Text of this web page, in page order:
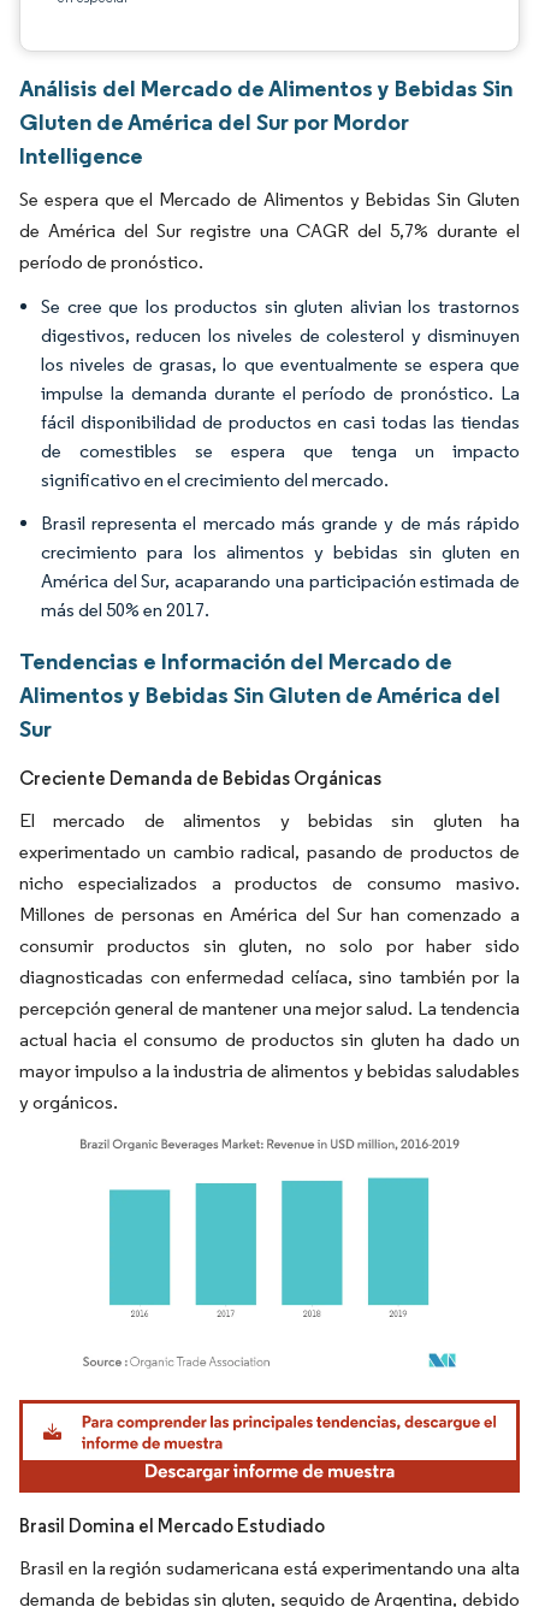
Análisis del Mercado de Alimentos y Bebidas Sin
Gluten de América del Sur por Mordor
Intelligence
Se espera que el Mercado de Alimentos y Bebidas Sin Gluten
de América del Sur registre una CAGR del 5,7% durante el
período de pronóstico.
Se cree que los productos sin gluten alivian los trastornos
digestivos, reducen los niveles de colesterol y disminuyen
los niveles de grasas, lo que eventualmente se espera que
impulse la demanda durante el período de pronóstico. La
fácil disponibilidad de productos en casi todas las tiendas
de comestibles se espera que tenga un impacto
significativo en el crecimiento del mercado.
Brasil representa el mercado más grande y de más rápido
crecimiento para los alimentos y bebidas sin gluten en
América del Sur, acaparando una participación estimada de
más del 50% en 2017.
Tendencias e Información del Mercado de
Alimentos y Bebidas Sin Gluten de América del
Sur
Creciente Demanda de Bebidas Orgánicas
El mercado de alimentos y bebidas sin gluten ha
experimentado un cambio radical, pasando de productos de
nicho especializados a productos de consumo masivo.
Millones de personas en América del Sur han comenzado a
consumir productos sin gluten, no solo por haber sido
diagnosticadas con enfermedad celíaca, sino también por la
percepción general de mantener una mejor salud. La tendencia
actual hacia el consumo de productos sin gluten ha dado un
mayor impulso a la industria de alimentos y bebidas saludables
y orgánicos.
Imagen © Mordor Intelligence. El uso requiere atribución según CC BY 4.0.
Brasil Domina el Mercado Estudiado
Brasil en la región sudamericana está experimentando una alta
demanda de bebidas sin gluten, seguido de Argentina, debido